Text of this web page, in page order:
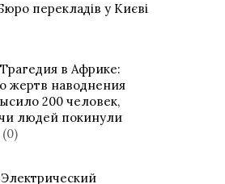
перекладів у Києві
Трагедия в Африке:
жертв наводнения
200 человек,
людей покинули
(0)
Электрический